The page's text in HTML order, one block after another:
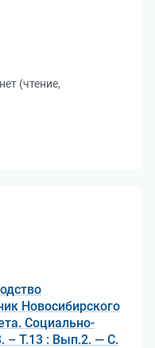
(чтение,
Новосибирского
Социально-
– Т.13 : Вып.2. — С.